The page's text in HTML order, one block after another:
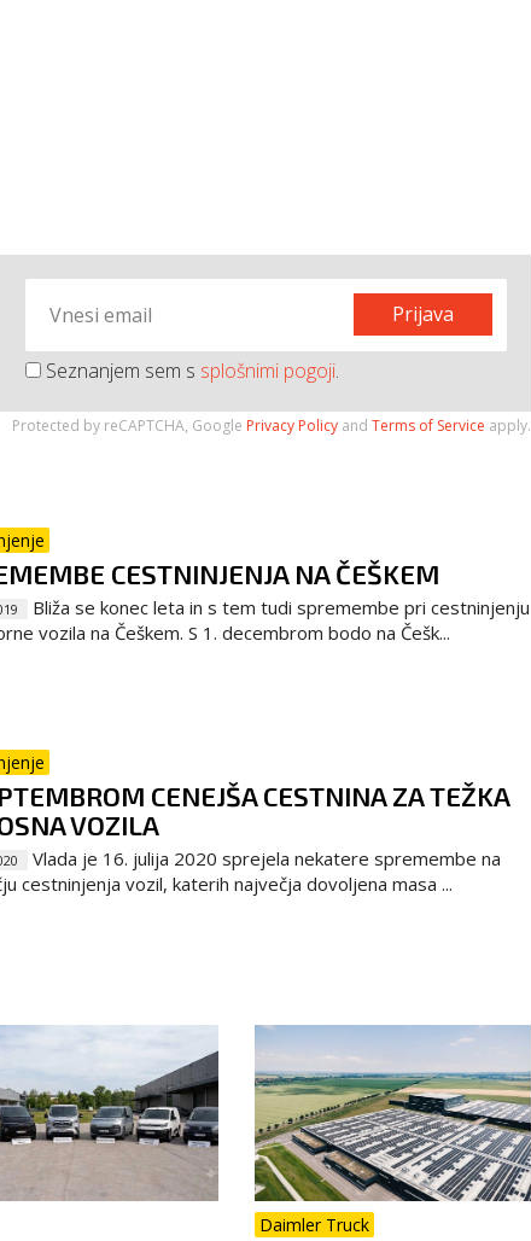
Prijava
Seznanjem sem s splošnimi pogoji.
Protected by reCAPTCHA, Google Privacy Policy andTerms of Service apply.
CESTNINJENJA NA ČEŠKEM
Bliža se konec leta in s tem tudi spremembe pri cestninjenju
vozila na Češkem. S 1. decembrom bodo na Češk...
CENEJŠA CESTNINA ZA TEŽKA
VOZILA
Vlada je 16. julija 2020 sprejela nekatere spremembe na
cestninjenja vozil, katerih največja dovoljena masa ...
Daimler Truck